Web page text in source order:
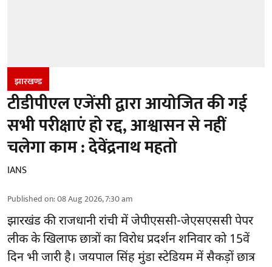
झारखण्‍ड
टीडीपीएल एजेंसी द्वारा आयोजित की गई
सभी परीक्षाएं हो रद्द, आश्वासन से नहीं
चलेगा काम : देवेंद्रनाथ महतो
IANS
Published on:08 Aug 2026, 7:30 am
झारखंड की राजधानी रांची मेंजेपीएससी-जेएसएससी पेपर
लीकके खिलाफ छात्रों का विरोध प्रदर्शन शनिवार को 15वें
दिन भी जारी है। जयपाल सिंह मुंडा स्टेडियम में सैकड़ों छात्र